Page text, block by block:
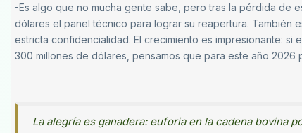
-Es algo que no mucha gente sabe, pero tras la pérdida de
dólares el panel técnico para lograr su reapertura. También
estricta confidencialidad. El crecimiento es impresionante:
300 millones de dólares, pensamos que para este año
La alegría es ganadera: euforia en la cadena bovina